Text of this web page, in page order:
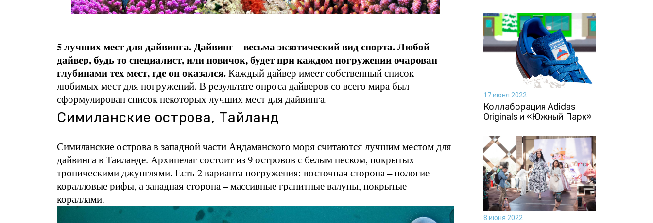
5 лучших мест для дайвинга. Дайвинг – весьма экзотический вид спорта. Любой
дайвер, будь то специалист, или новичок, будет при каждом погружении очарован
глубинами тех мест, где он оказался.Каждый дайвер имеет собственный список
любимых мест для погружений. В результате опроса дайверов со всего мира был
сформулирован список некоторых лучших мест для дайвинга.
Симиланские острова, Тайланд
Симиланские острова в западной части Андаманского моря считаются лучшим местом для
дайвинга в Таиланде. Архипелаг состоит из 9 островов с белым песком, покрытых
тропическими джунглями. Есть 2 варианта погружения: восточная сторона – пологие
коралловые рифы, а западная сторона – массивные гранитные валуны, покрытые
кораллами.
17 июня 2022
Коллаборация Аdidas
Originals и «Южный Парк»
8 июня 2022